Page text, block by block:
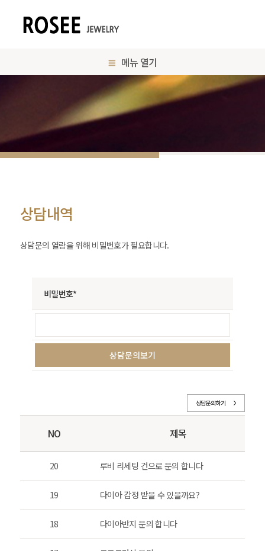
메뉴 열기
상담내역
상담문의 열람을 위해 비밀번호가 필요합니다.
비밀번호*
상담문의하기
NO 제목
20 루비 리세팅 건으로 문의 합니다
19 다이아 감정 받을 수 있을까요?
18 다이아반지 문의 합니다